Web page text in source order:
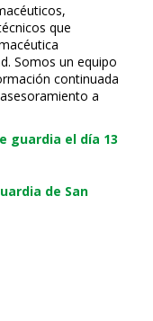
que
Somos un equipo
continuada
a
guardia el día 13
de San